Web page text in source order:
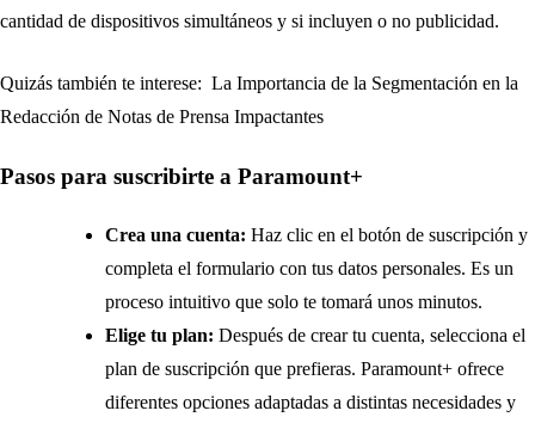
cantidad de dispositivos simultáneos y si incluyen o no publicidad.
Quizás también te interese: La Importancia de la Segmentación en la
Redacción de Notas de Prensa Impactantes
Pasos para suscribirte a Paramount+
Crea una cuenta: Haz clic en el botón de suscripción y
completa el formulario con tus datos personales. Es un
proceso intuitivo que solo te tomará unos minutos.
Elige tu plan: Después de crear tu cuenta, selecciona el
plan de suscripción que prefieras. Paramount+ ofrece
diferentes opciones adaptadas a distintas necesidades y